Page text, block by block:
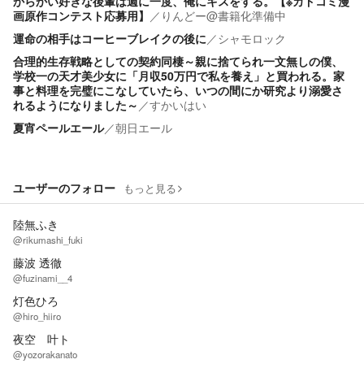
画原作コンテスト応募用】 ／ りんどー@書籍化準備中
運命の相手はコーヒーブレイクの後に／シャモロック
合理的生存戦略としての契約同棲～親に捨てられ一文無しの僕、
学校一の天才美少女に「月収50万円で私を養え」と買われる。家
事と料理を完璧にこなしていたら、いつの間にか研究より溺愛さ
れるようになりました～ ／すかいはい
夏宵ペールエール／朝日エール
ユーザーのフォロー もっと見る
陸無ふき
@rikumashi_fuki
藤波 透徹
@fuzinami__4
灯色ひろ
@hiro_hiiro
夜空 叶ト
@yozorakanato